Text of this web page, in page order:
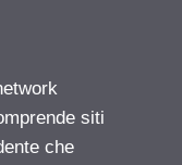
siti
che